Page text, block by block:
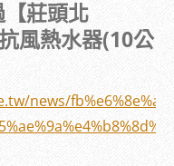
莊頭北
風熱水器(10公
news/